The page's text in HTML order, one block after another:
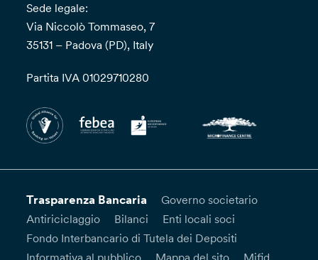
Sede legale:
Via Niccolò Tommaseo, 7
35131 – Padova (PD), Italy
Partita IVA 01029710280
Trasparenza Bancaria
Governo societario
Antiriciclaggio
Bilanci
Enti locali soci
Fondo Interbancario di Tutela dei Depositi